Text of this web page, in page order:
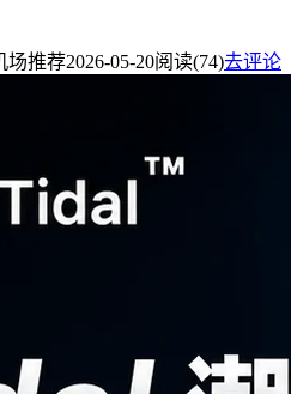
场推荐2026-05-20阅读(74)去评论